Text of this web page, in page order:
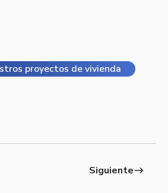
proyectos de vivienda
Siguienteeast